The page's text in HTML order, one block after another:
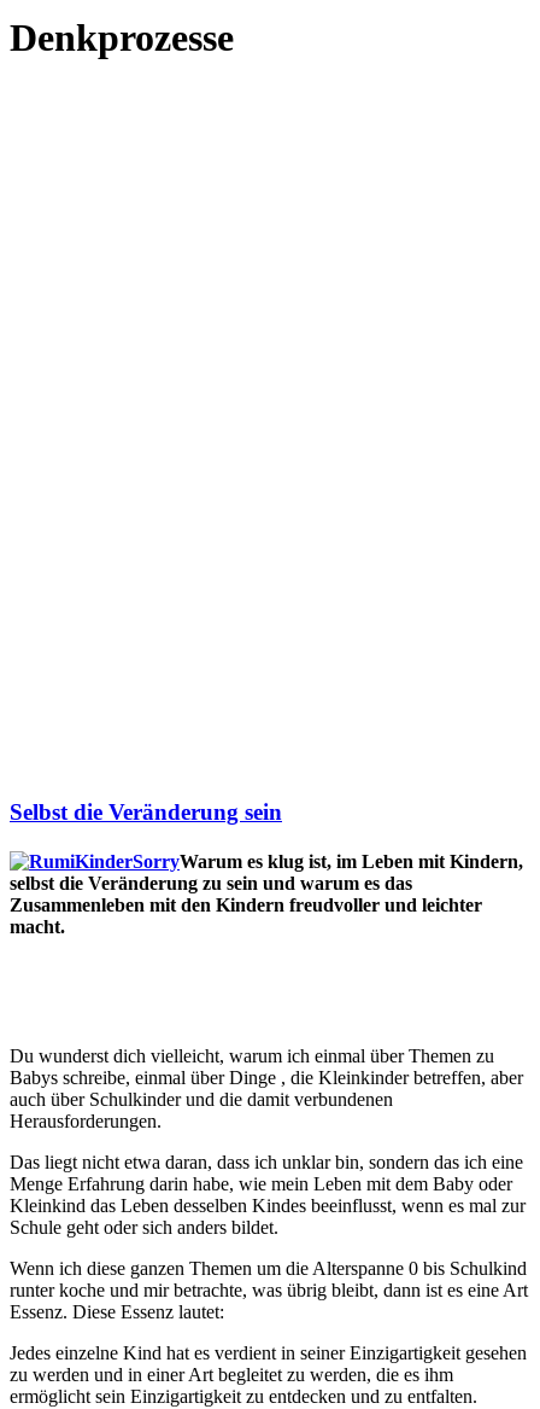
Denkprozesse
Selbst die Veränderung sein
Warum es klug ist, im Leben mit Kindern,
selbst die Veränderung zu sein und warum es das
Zusammenleben mit den Kindern freudvoller und leichter
macht.
Du wunderst dich vielleicht, warum ich einmal über Themen zu
Babys schreibe, einmal über Dinge , die Kleinkinder betreffen, aber
auch über Schulkinder und die damit verbundenen
Herausforderungen.
Das liegt nicht etwa daran, dass ich unklar bin, sondern das ich eine
Menge Erfahrung darin habe, wie mein Leben mit dem Baby oder
Kleinkind das Leben desselben Kindes beeinflusst, wenn es mal zur
Schule geht oder sich anders bildet.
Wenn ich diese ganzen Themen um die Alterspanne 0 bis Schulkind
runter koche und mir betrachte, was übrig bleibt, dann ist es eine Art
Essenz. Diese Essenz lautet:
Jedes einzelne Kind hat es verdient in seiner Einzigartigkeit gesehen
zu werden und in einer Art begleitet zu werden, die es ihm
ermöglicht sein Einzigartigkeit zu entdecken und zu entfalten.